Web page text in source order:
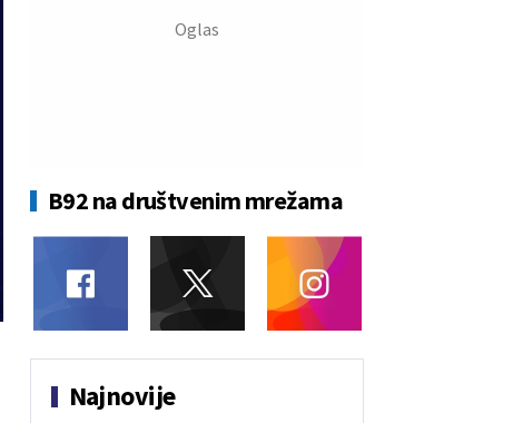
B92 na društvenim mrežama
Najnovije